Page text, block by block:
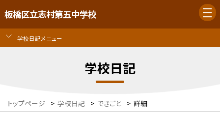
板橋区立志村第五中学校
学校日記メニュー
学校日記
トップページ > 学校日記 > できごと > 詳細